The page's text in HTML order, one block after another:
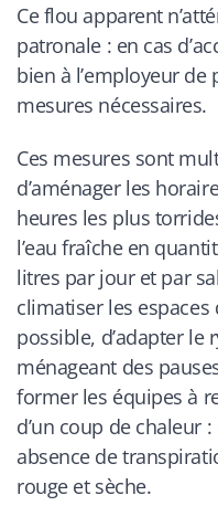
Ce flou apparent
patronale : en cas
bien à l’employeur de
mesures nécessaires.
Ces mesures sont
d’aménager les
heures les plus
l’eau fraîche en
litres par jour et par
climatiser les
possible, d’adapter le
ménageant des
former les équipes à
d’un coup de chaleur
absence de
rouge et sèche.